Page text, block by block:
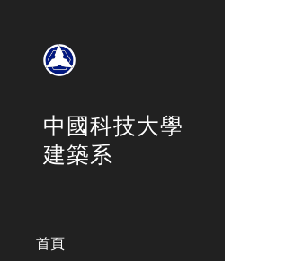
中國科技大學
建築系
首頁